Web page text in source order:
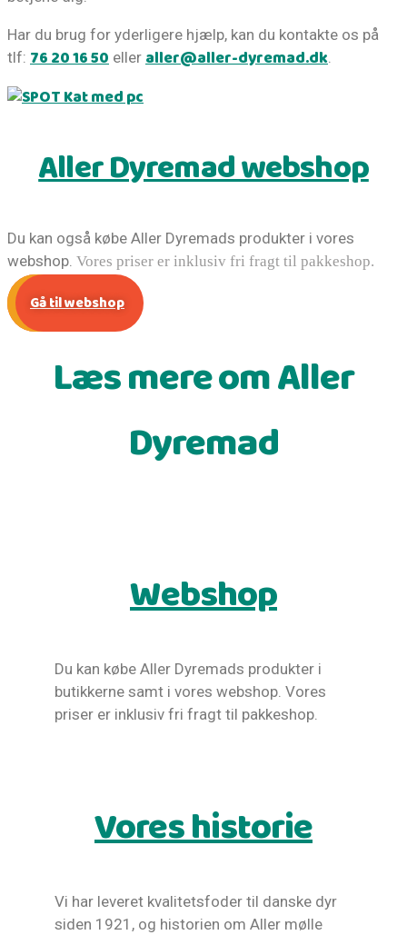
Har du brug for yderligere hjælp, kan du kontakte os på
tlf: 76 20 16 50 eller aller@aller-dyremad.dk
Aller Dyremad webshop
Du kan også købe Aller Dyremads produkter i vores
webshop. Vores priser er inklusiv fri fragt til pakkeshop.
Gå til webshop
Læs mere om Aller
Dyremad
Webshop
Du kan købe Aller Dyremads produkter i
butikkerne samt i vores webshop. Vores
priser er inklusiv fri fragt til pakkeshop.
Vores historie
Vi har leveret kvalitetsfoder til danske dyr
siden 1921, og historien om Aller mølle